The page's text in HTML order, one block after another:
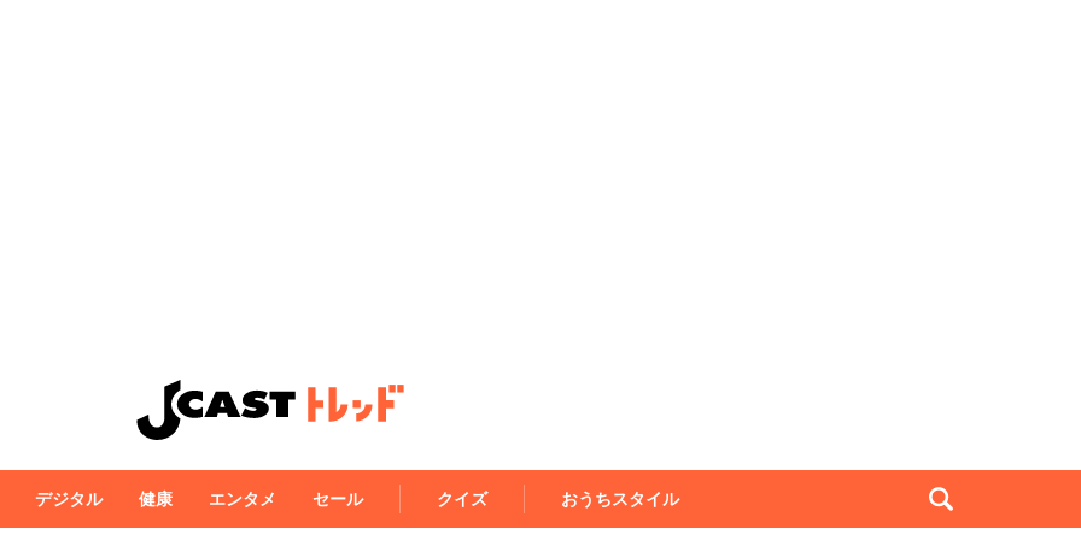
デジタル 健康 エンタメ セール クイズ おうちスタイル